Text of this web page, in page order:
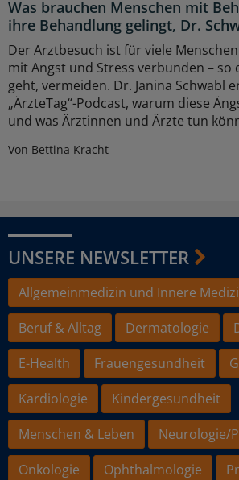
Was brauchen Menschen mit
ihre Behandlung gelingt, Dr.
Der Arztbesuch ist für viele
mit Angst und Stress verbunden – so
geht, vermeiden. Dr. Janina Schwabl
„ÄrzteTag“-Podcast, warum diese
und was Ärztinnen und Ärzte tun
Von Bettina Kracht
UNSERE NEWSLETTER
Allgemeinmedizin und Innere
Beruf & Alltag
Dermatologie
E-Health
Frauengesundheit
Kardiologie
Kindergesundheit
Menschen & Leben
Neurologie/
Onkologie
Ophthalmologie